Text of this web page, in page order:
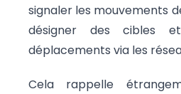
signaler les mouvements
désigner des cibles
déplacements via les
Cela rappelle